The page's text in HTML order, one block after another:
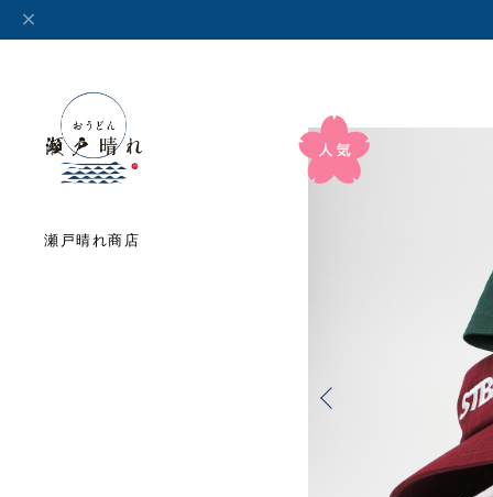
瀬戸晴れ商店